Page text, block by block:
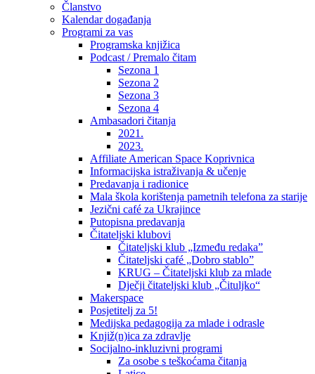
Članstvo
Kalendar događanja
Programi za vas
Programska knjižica
Podcast / Premalo čitam
Sezona 1
Sezona 2
Sezona 3
Sezona 4
Ambasadori čitanja
2021.
2023.
Affiliate American Space Koprivnica
Informacijska istraživanja & učenje
Predavanja i radionice
Mala škola korištenja pametnih telefona za starije
Jezični café za Ukrajince
Putopisna predavanja
Čitateljski klubovi
Čitateljski klub „Između redaka”
Čitateljski café „Dobro stablo”
KRUG – Čitateljski klub za mlade
Dječji čitateljski klub „Čituljko“
Makerspace
Posjetitelj za 5!
Medijska pedagogija za mlade i odrasle
Knjiž(n)ica za zdravlje
Socijalno-inkluzivni programi
Za osobe s teškoćama čitanja